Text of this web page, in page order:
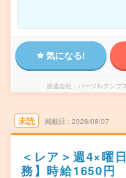
気になる!
派遣会社 パーソルテンプ
未読 掲載日 2026/08/07
＜レア＞週4×曜
務】時給1650円